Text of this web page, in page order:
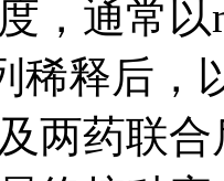
，通常
稀释后，
两药联